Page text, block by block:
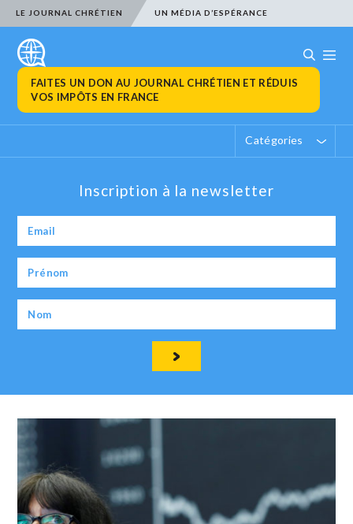
LE JOURNAL CHRÉTIEN UN MÉDIA D’ESPÉRANCE
FAITES UN DON AU JOURNAL CHRÉTIEN ET RÉDUIS
VOS IMPÔTS EN FRANCE
Catégories
Inscription à la newsletter